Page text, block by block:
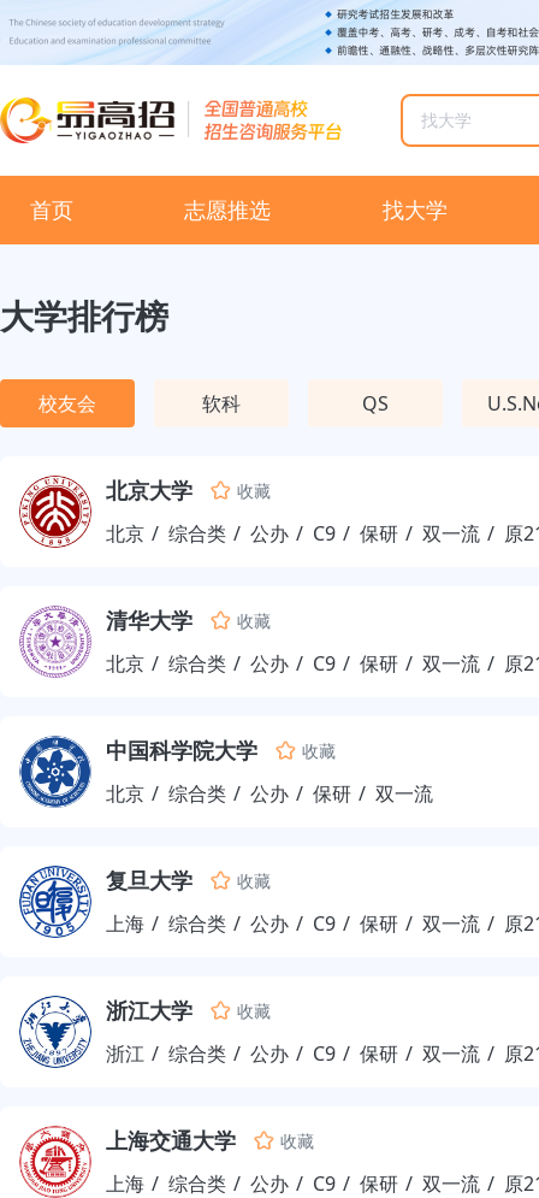
首页 志愿推选 找大学
大学排行榜
校友会 软科 QS
北京大学 收藏
北京 综合类 公办 C9 保研 双一流 原
清华大学 收藏
北京 综合类 公办 C9 保研 双一流 原
中国科学院大学 收藏
北京 综合类 公办 保研 双一流
复旦大学 收藏
上海 综合类 公办 C9 保研 双一流 原
浙江大学 收藏
浙江 综合类 公办 C9 保研 双一流 原
上海交通大学 收藏
上海 综合类 公办 C9 保研 双一流 原